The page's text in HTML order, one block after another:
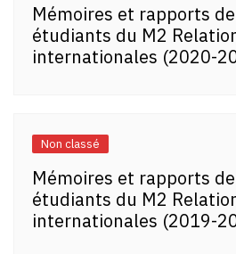
Mémoires et rapports
étudiants du M2
internationales (2020-
Non classé
Mémoires et rapports
étudiants du M2
internationales (2019-